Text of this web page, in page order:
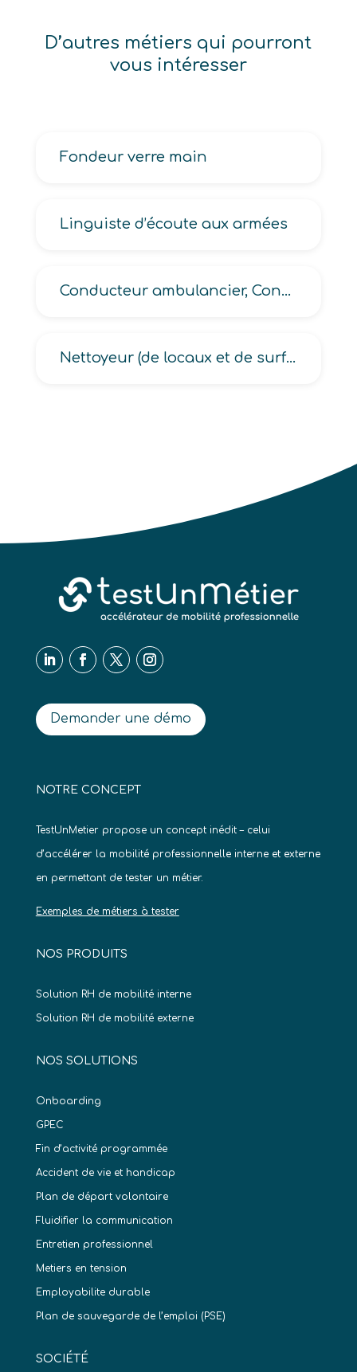
D’autres métiers qui pourront
vous intéresser
Fondeur verre main
Linguiste d’écoute aux armées
Conducteur ambulancier, Conducteur ambulancier (de services d’urgence, hospitalier)
Nettoyeur (de locaux et de surfaces et de locaux industriels), Nettoyeur polyvalent, Nettoyeur polyvalent de locaux
Demander une démo
NOTRE CONCEPT
TestUnMetier propose un concept inédit – celui
d’accélérer la mobilité professionnelle interne et externe
en permettant de tester un métier.
Exemples de métiers à tester
NOS PRODUITS
Solution RH de mobilité interne
Solution RH de mobilité externe
NOS SOLUTIONS
Onboarding
GPEC
Fin d’activité programmée
Accident de vie et handicap
Plan de départ volontaire
Fluidifier la communication
Entretien professionnel
Metiers en tension
Employabilite durable
Plan de sauvegarde de l’emploi (PSE)
SOCIÉTÉ